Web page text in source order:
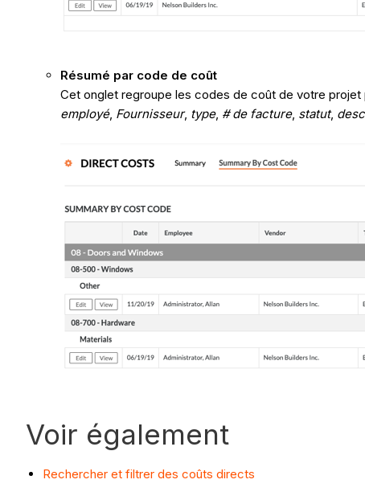
Résumé par code de coût
Cet onglet regroupe les codes de coût de votre
employé, Fournisseur, type, # de facture, statut,
Voir également
Rechercher et filtrer des coûts directs